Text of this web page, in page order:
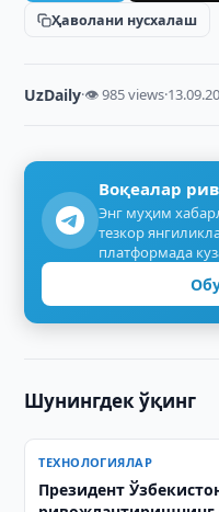
Ҳаволани нусхалаш
UzDaily·👁 985 views·
Воқеалар
Энг муҳим
тезкор
платформада
Шунингдек ўқинг
ТЕХНОЛОГИЯЛАР
Президент